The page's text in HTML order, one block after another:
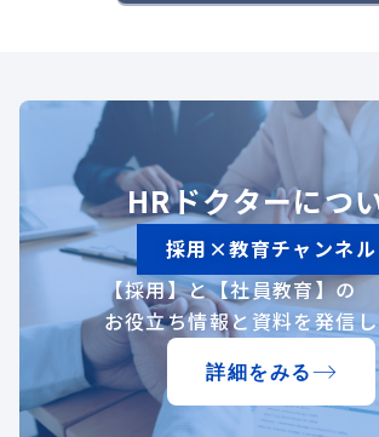
HRドクターにつ
採用×教育チャンネル
【採用】と【社員教育】の
お役立ち情報と資料を発信し
詳細をみる